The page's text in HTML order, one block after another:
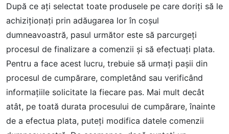
După ce aţi selectat toate produsele pe care doriţi să le
achiziționați prin adăugarea lor în coşul
dumneavoastră, pasul următor este să parcurgeți
procesul de finalizare a comenzii şi să efectuaţi plata.
Pentru a face acest lucru, trebuie să urmaţi paşii din
procesul de cumpărare, completând sau verificând
informaţiile solicitate la fiecare pas. Mai mult decât
atât, pe toată durata procesului de cumpărare, înainte
de a efectua plata, puteţi modifica datele comenzii